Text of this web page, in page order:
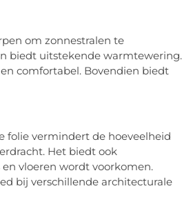
om zonnestralen te
biedt uitstekende warmtewering.
comfortabel. Bovendien biedt
folie vermindert de hoeveelheid
Het biedt ook
vloeren wordt voorkomen.
bij verschillende architecturale